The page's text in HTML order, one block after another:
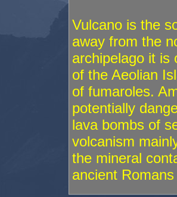
Vulcano is the
away from the
archipelago it is
of the Aeolian
of fumaroles.
potentially
lava bombs of
volcanism
the mineral
ancient